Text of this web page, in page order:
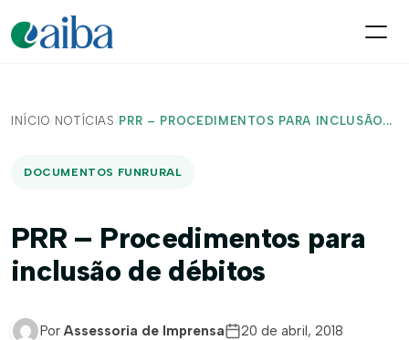
INÍCIO/ NOTÍCIAS / PRR – PROCEDIMENTOS PARA INCLUSÃO...
DOCUMENTOS FUNRURAL
PRR – Procedimentos para
inclusão de débitos
Por Assessoria de Imprensa
20 de abril, 2018